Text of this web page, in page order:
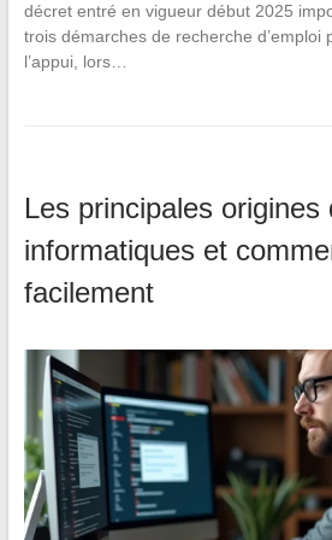
décret entré en vigueur début 2025
trois démarches de recherche d’emploi
l’appui, lors…
Les principales origines
informatiques et
facilement